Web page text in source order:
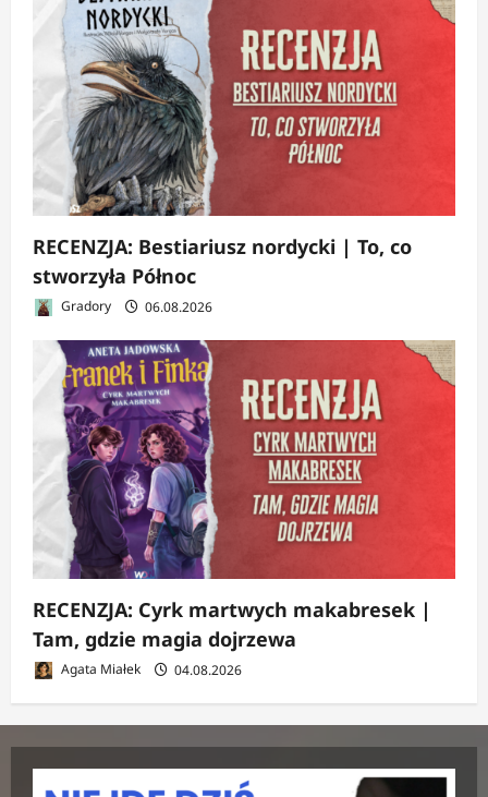
RECENZJA: Bestiariusz nordycki | To, co
stworzyła Północ
Gradory 06.08.2026
RECENZJA: Cyrk martwych makabresek |
Tam, gdzie magia dojrzewa
Agata Miałek 04.08.2026